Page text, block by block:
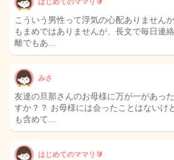
はじめてのママリ🔰
こういう男性って浮気の心配ありません
もまめではありませんが、長文で毎日連
離でもあ…
みさ
友達の旦那さんのお母様に万が一があっ
すか？？ お母様には会ったことはないけ
も含めて…
はじめてのママリ🔰